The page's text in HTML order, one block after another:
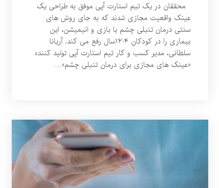
محققان در یک تیم استارت آپی موفق به طراحی یک
عینک واقعیت مجازی شدند که به جای روش های
سنتی درمان تنبلی چشم با بازی و انیمیشن، این
بیماری را در کودکان ۴-۱۲سال رفع می کند. آریانا
سلطانی، مدیر کسب و کار تیم استارت آپی تولید کننده
«عینک های مجازی برای درمان تنبلی چشم»…